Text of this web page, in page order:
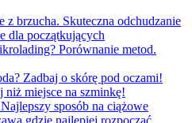
z brzucha. Skuteczna odchudzanie
dla początkujących
Porównanie metod.
Zadbaj o skórę pod oczami!
niż miejsce na szminkę!
sposób na ciążowe
gdzie najlepiej rozpocząć